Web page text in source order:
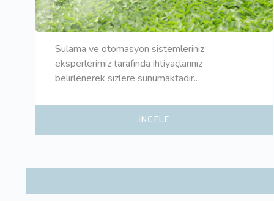
Sulama ve otomasyon sistemleriniz
eksperlerimiz tarafında ihtiyaçlarınız
belirlenerek sizlere sunumaktadır..
İNCELE